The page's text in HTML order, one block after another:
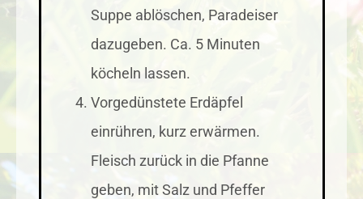
Suppe ablöschen, Paradeiser
dazugeben. Ca. 5 Minuten
köcheln lassen.
Vorgedünstete Erdäpfel
einrühren, kurz erwärmen.
Fleisch zurück in die Pfanne
geben, mit Salz und Pfeffer